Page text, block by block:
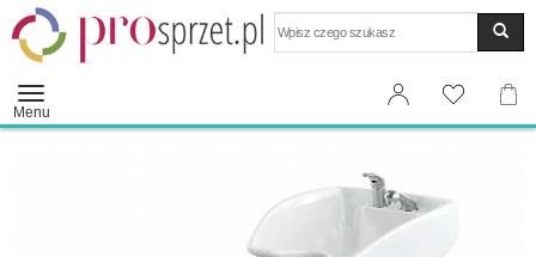
Menu